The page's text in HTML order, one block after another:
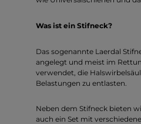
Was ist ein Stifneck?
Das sogenannte Laerdal
angelegt und meist im
verwendet, die
Belastungen zu entlasten.
Neben dem Stifneck bieten
auch ein Set mit